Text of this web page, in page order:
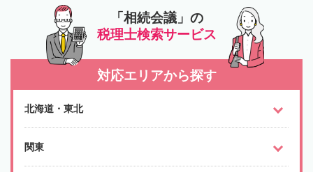
「相続会議」の
税理士検索サービス
対応エリアから探す
北海道・東北
関東